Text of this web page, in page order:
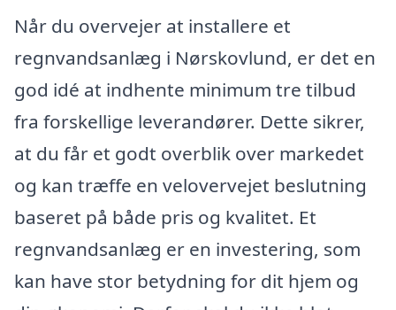
Når du overvejer at installere et
regnvandsanlæg i Nørskovlund, er det en
god idé at indhente minimum tre tilbud
fra forskellige leverandører. Dette sikrer,
at du får et godt overblik over markedet
og kan træffe en velovervejet beslutning
baseret på både pris og kvalitet. Et
regnvandsanlæg er en investering, som
kan have stor betydning for dit hjem og